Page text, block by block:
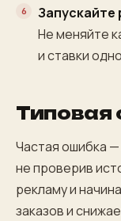
Запускайте
Не меняйте
и ставки
Типовая
Частая ошибка
не проверив
рекламу и
заказов и